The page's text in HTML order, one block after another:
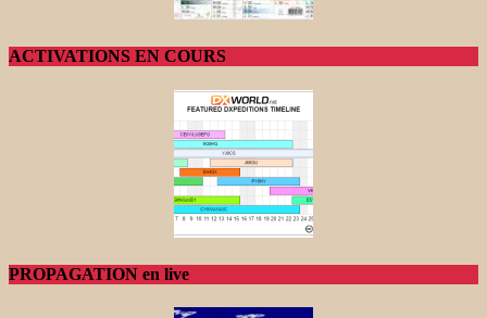
ACTIVATIONS EN COURS
PROPAGATION en live